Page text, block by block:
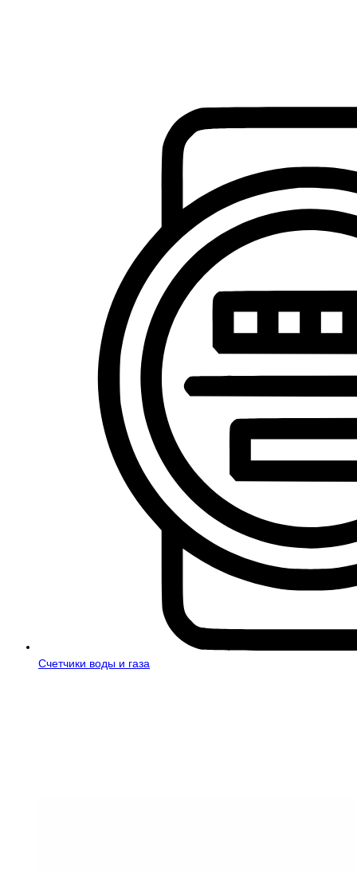
Счетчики воды и газа